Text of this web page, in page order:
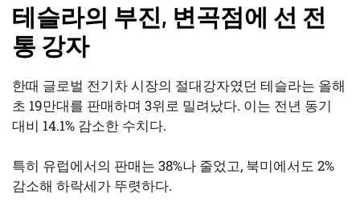
테슬라의 부진, 변곡점에 선 전
통 강자
한때 글로벌 전기차 시장의 절대강자였던 테슬라는 올해
초 19만대를 판매하며 3위로 밀려났다. 이는 전년 동기
대비 14.1% 감소한 수치다.
특히 유럽에서의 판매는 38%나 줄었고, 북미에서도 2%
감소해 하락세가 뚜렷하다.